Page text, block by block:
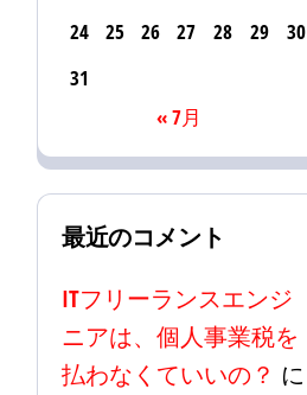
24
25 26 27 28 29
30
31
« 7月
最近のコメント
ITフリーランスエンジ
ニアは、個人事業税を
払わなくていいの？ に